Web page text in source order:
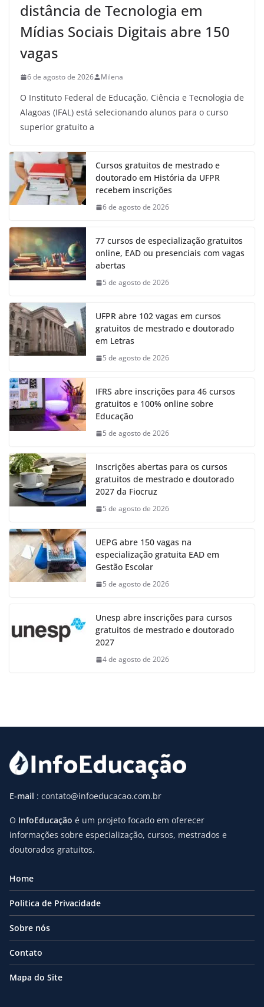
distância de Tecnologia em
Mídias Sociais Digitais abre 150
vagas
6 de agosto de 2026 Milena
O Instituto Federal de Educação, Ciência e Tecnologia de
Alagoas (IFAL) está selecionando alunos para o curso
superior gratuito a
Cursos gratuitos de mestrado e
doutorado em História da UFPR
recebem inscrições
6 de agosto de 2026
77 cursos de especialização gratuitos
online, EAD ou presenciais com vagas
abertas
5 de agosto de 2026
UFPR abre 102 vagas em cursos
gratuitos de mestrado e doutorado
em Letras
5 de agosto de 2026
IFRS abre inscrições para 46 cursos
gratuitos e 100% online sobre
Educação
5 de agosto de 2026
Inscrições abertas para os cursos
gratuitos de mestrado e doutorado
2027 da Fiocruz
5 de agosto de 2026
UEPG abre 150 vagas na
especialização gratuita EAD em
Gestão Escolar
5 de agosto de 2026
Unesp abre inscrições para cursos
gratuitos de mestrado e doutorado
2027
4 de agosto de 2026
E-mail : contato@infoeducacao.com.br
O InfoEducação é um projeto focado em oferecer
informações sobre especialização, cursos, mestrados e
doutorados gratuitos.
Home
Politica de Privacidade
Sobre nós
Contato
Mapa do Site